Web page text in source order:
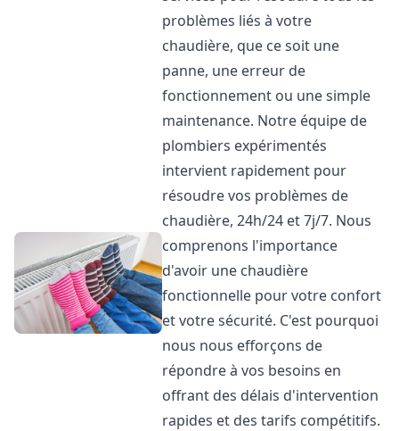
problèmes liés à votre
chaudière, que ce soit une
panne, une erreur de
fonctionnement ou une simple
maintenance. Notre équipe de
plombiers expérimentés
intervient rapidement pour
résoudre vos problèmes de
chaudière, 24h/24 et 7j/7. Nous
comprenons l'importance
d'avoir une chaudière
fonctionnelle pour votre confort
et votre sécurité. C'est pourquoi
nous nous efforçons de
répondre à vos besoins en
offrant des délais d'intervention
rapides et des tarifs compétitifs.